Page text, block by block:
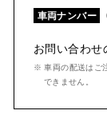
車両ナンバー
お問い合わせ
※ 車両の配送はご
できません。